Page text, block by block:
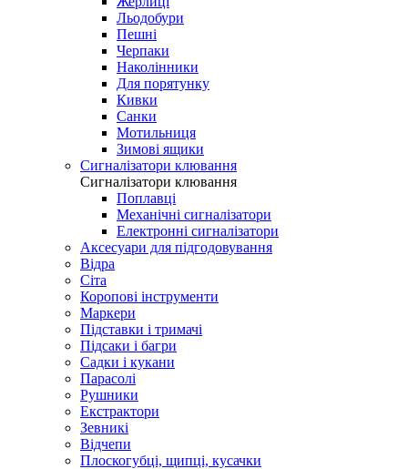
Льодобури
Пешні
Черпаки
Наколінники
Для порятунку
Кивки
Санки
Мотильниця
Зимові ящики
Сигналізатори клювання
Сигналізатори клювання
Поплавці
Механічні сигналізатори
Електронні сигналізатори
Аксесуари для підгодовування
Відра
Сіта
Коропові інструменти
Маркери
Підставки і тримачі
Підсаки і багри
Садки і кукани
Парасолі
Рушники
Екстрактори
Зевникі
Відчепи
Плоскогубці, щипці, кусачки